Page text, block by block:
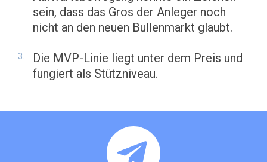
sein, dass das Gros der Anleger noch
nicht an den neuen Bullenmarkt glaubt.
Die MVP-Linie liegt unter dem Preis und
fungiert als Stützniveau.